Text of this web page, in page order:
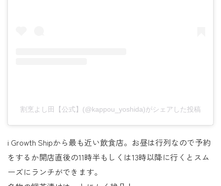
割烹よし田【公式】(@kappou_yoshida)がシェアした投稿
i Growth Shipから最も近い飲食店。お昼は行列なので予約
をするか開店直後の11時半もしくは13時以降に行くとスム
ーズにランチができます。